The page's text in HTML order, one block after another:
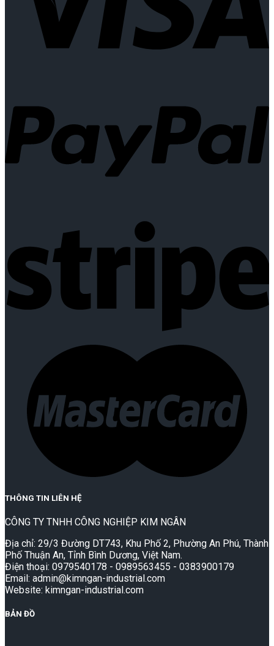
THÔNG TIN LIÊN HỆ
CÔNG TY TNHH CÔNG NGHIỆP KIM NGÂN
Địa chỉ: 29/3 Đường DT743, Khu Phố 2, Phường An Phú, Thành
Phố Thuận An, Tỉnh Bình Dương, Việt Nam.
Điện thoại: 0979540178 - 0989563455 - 0383900179
Email: admin@kimngan-industrial.com
Website: kimngan-industrial.com
BẢN ĐỒ